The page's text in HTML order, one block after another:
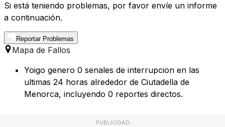
Si está teniendo problemas, por favor envíe un informe
a continuación.
Reportar Problemas
Mapa de Fallos
Yoigo genero 0 senales de interrupcion en las
ultimas 24 horas alrededor de Ciutadella de
Menorca, incluyendo 0 reportes directos.
PUBLICIDAD